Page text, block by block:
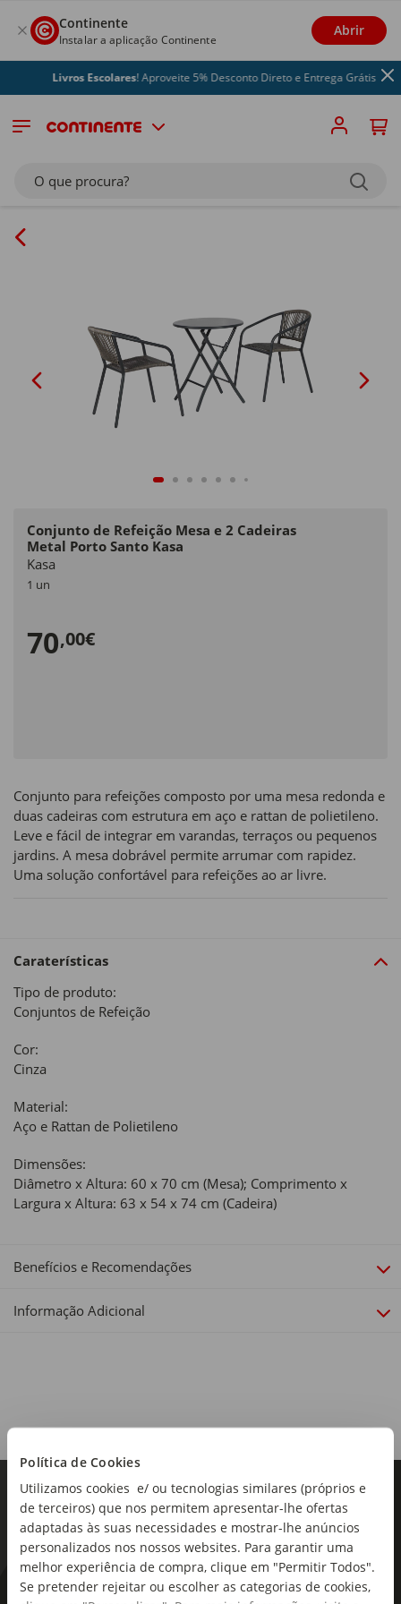
Política de Cookies
Utilizamos cookies e/ ou tecnologias similares (próprios e
de terceiros) que nos permitem apresentar-lhe ofertas
adaptadas às suas necessidades e mostrar-lhe anúncios
personalizados nos nossos websites. Para garantir uma
melhor experiência de compra, clique em "Permitir Todos".
Se pretender rejeitar ou escolher as categorias de cookies,
Continente
Instalar a aplicação Continente
Abrir
Livros Escolares! Aproveite 5% Desconto Direto e Entrega Grátis
O que procura?
Conjunto de Refeição Mesa e 2 Cadeiras
Metal Porto Santo Kasa
Kasa
1 un
70,00€
Conjunto para refeições composto por uma mesa redonda e
duas cadeiras com estrutura em aço e rattan de polietileno.
Leve e fácil de integrar em varandas, terraços ou pequenos
jardins. A mesa dobrável permite arrumar com rapidez.
Uma solução confortável para refeições ao ar livre.
Caraterísticas
Tipo de produto:
Conjuntos de Refeição
Cor:
Cinza
Material:
Aço e Rattan de Polietileno
Dimensões:
Diâmetro x Altura: 60 x 70 cm (Mesa); Comprimento x
Largura x Altura: 63 x 54 x 74 cm (Cadeira)
Benefícios e Recomendações
Informação Adicional